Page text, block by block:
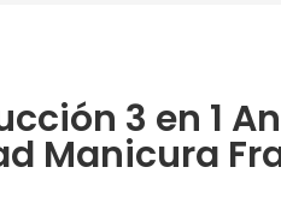
3 en 1
Manicura